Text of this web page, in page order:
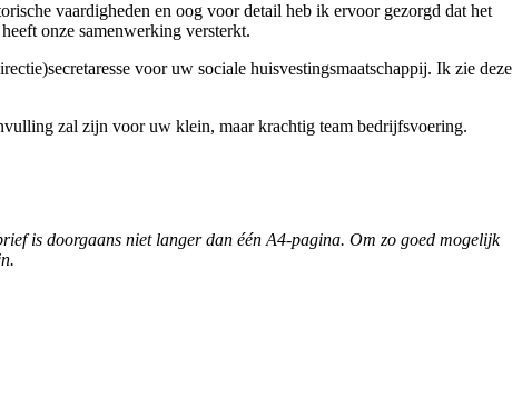
vaardigheden en oog voor detail heb ik ervoor gezorgd dat het
onze samenwerking versterkt.
voor uw sociale huisvestingsmaatschappij. Ik zie deze
zal zijn voor uw klein, maar krachtig team bedrijfsvoering.
is doorgaans niet langer dan één A4-pagina. Om zo goed mogelijk